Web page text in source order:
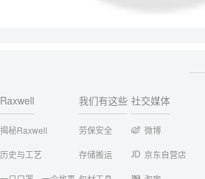
Raxwell
揭秘Raxwell
历史与工艺
我们有这些
劳保安全
存储搬运
社交媒体
微博
京东自营店